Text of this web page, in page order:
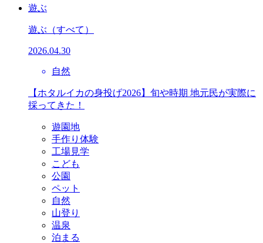
遊ぶ
遊ぶ （すべて）
2026.04.30
自然
【ホタルイカの身投げ2026】旬や時期 地元民が実際に
採ってきた！
遊園地
手作り体験
工場見学
こども
公園
ペット
自然
山登り
温泉
泊まる